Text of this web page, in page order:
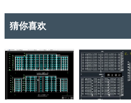
猜你喜欢